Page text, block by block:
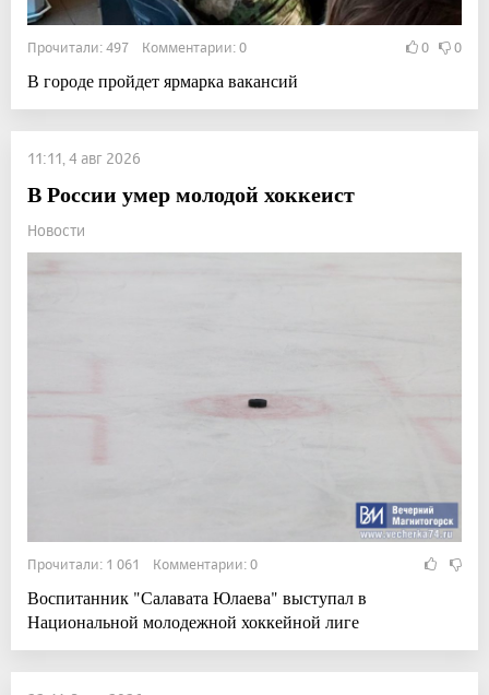
Прочитали: 497 Комментарии: 0 0 0
В городе пройдет ярмарка вакансий
11:11, 4 авг 2026
В России умер молодой хоккеист
Новости
Прочитали: 1 061 Комментарии: 0
Воспитанник "Салавата Юлаева" выступал в
Национальной молодежной хоккейной лиге